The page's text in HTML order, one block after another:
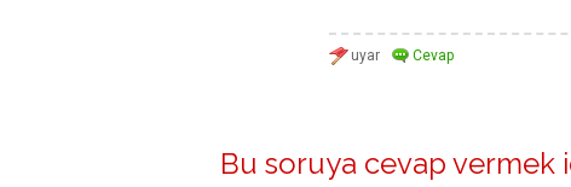
Bu soruya cevap vermek